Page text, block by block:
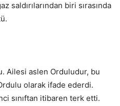
saldırılarından biri sırasında
Ailesi aslen Orduludur, bu
olarak ifade ederdi.
sınıftan itibaren terk etti.